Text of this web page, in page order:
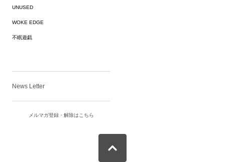
UNUSED
WOKE EDGE
不眠遊戯
News Letter
メルマガ登録・解除はこちら